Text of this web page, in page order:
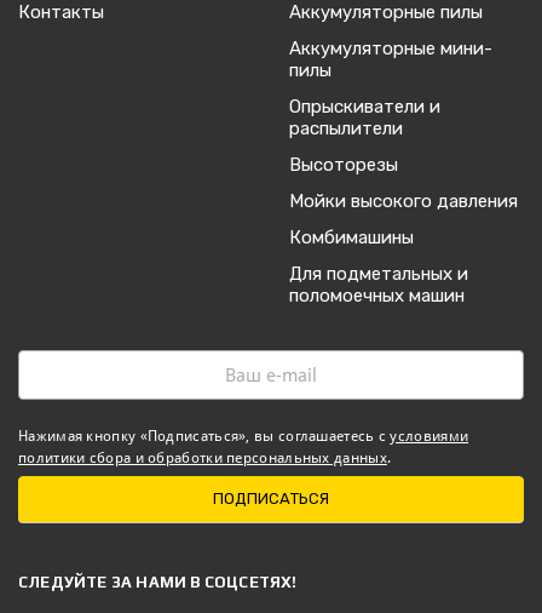
Контакты
Аккумуляторные пилы
Аккумуляторные мини-
пилы
Опрыскиватели и
распылители
Высоторезы
Мойки высокого давления
Комбимашины
Для подметальных и
поломоечных машин
Нажимая кнопку «Подписаться», вы соглашаетесь сусловиями
политики сбора и обработки персональных данных.
ПОДПИСАТЬСЯ
CЛЕДУЙТЕ ЗА НАМИ В СОЦСЕТЯХ!